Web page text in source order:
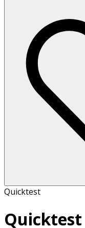
Quicktest